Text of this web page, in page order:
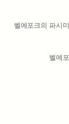
벨에포크의 파시
벨에